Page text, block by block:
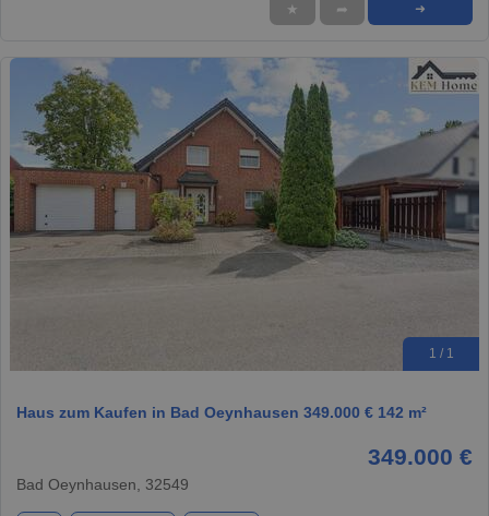
★ ➦ ➜
1 / 1
Haus zum Kaufen in Bad Oeynhausen 349.000 € 142 m²
349.000 €
Bad Oeynhausen, 32549